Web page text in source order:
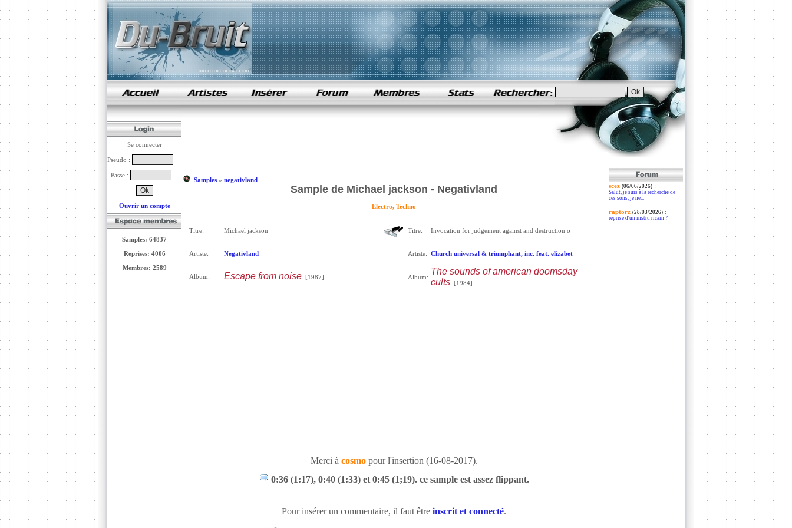
samples de rap
Se connecter
Pseudo :
Passe :
Ouvrir un compte
Samples: 64837
Reprises: 4006
Membres: 2589
Samples» negativland
Sample de Michael jackson - Negativland
- Electro, Techno -
Titre: Michael jackson
Artiste: Negativland
Album: Escape from noise[1987]
Titre: Invocation for judgement against and destruction o
Artiste: Church universal & triumphant, inc. feat. elizabet
Album:
The sounds of american doomsday
cults[1984]
Merci à cosmopour l'insertion (16-08-2017).
0:36 (1:17), 0:40 (1:33) et 0:45 (1;19). ce sample est assez flippant.
Pour insérer un commentaire, il faut être inscrit et connecté.
scez (06/06/2026):
Salut, je suis à la recherche de
ces sons, je ne...
raptorz (28/03/2026):
reprise d'un instru ricain ?